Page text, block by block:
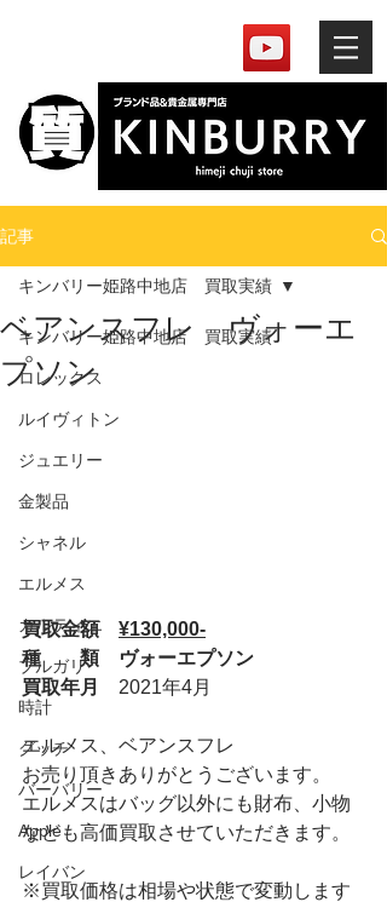
記事
キンバリー姫路中地店 買取実績
ロレックス
ルイヴィトン
ジュエリー
金製品
シャネル
エルメス
カルティエ
ブルガリ
時計
グッチ
バーバリー
Apple
レイバン
キンバリー姫路中地店 買取実績
ベアンスフレ ヴォーエ
プソン
買取金額 ¥130,000-
種　　類　ヴォーエプソン
買取年月 2021年4月
エルメス、ベアンスフレ
お売り頂きありがとうございます。
エルメスはバッグ以外にも財布、小物
なども高価買取させていただきます。
※買取価格は相場や状態で変動します